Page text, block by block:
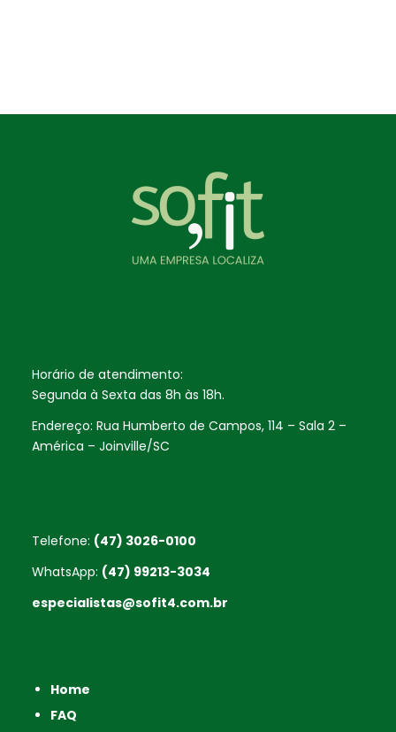
Horário de atendimento:
Segunda à Sexta das 8h às 18h.
Endereço: Rua Humberto de Campos, 114 – Sala 2 –
América – Joinville/SC
Telefone: (47) 3026-0100
WhatsApp: (47) 99213-3034
especialistas@sofit4.com.br
Home
FAQ